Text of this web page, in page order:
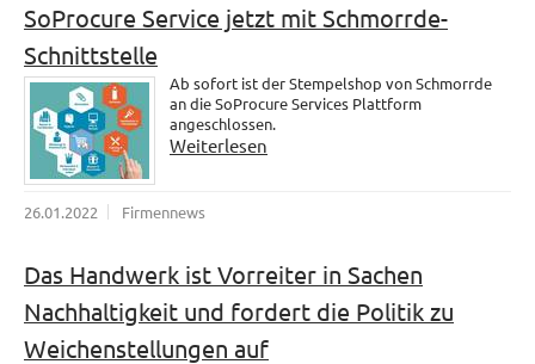
SoProcure Service jetzt mit Schmorrde-
Schnittstelle
Ab sofort ist der Stempelshop von Schmorrde
an die SoProcure Services Plattform
angeschlossen.
Weiterlesen
26.01.2022 Firmennews
Das Handwerk ist Vorreiter in Sachen
Nachhaltigkeit und fordert die Politik zu
Weichenstellungen auf